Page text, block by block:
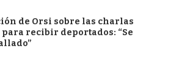
de Orsi sobre las charlas
para recibir deportados: “Se